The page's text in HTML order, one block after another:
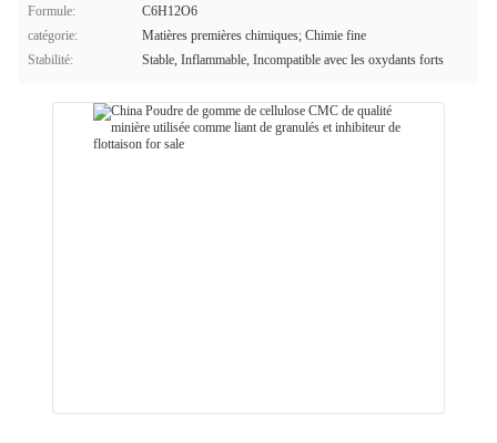
Formule:
C6H12O6
catégorie:
Matières premières chimiques; Chimie fine
Stabilité:
Stable, Inflammable, Incompatible avec les oxydants forts